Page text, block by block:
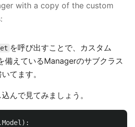
with a copy of the custom
を呼び出すことで、カスタム
備えているManagerのサブクラス
てます。
んで見てみましょう。
.Model ):